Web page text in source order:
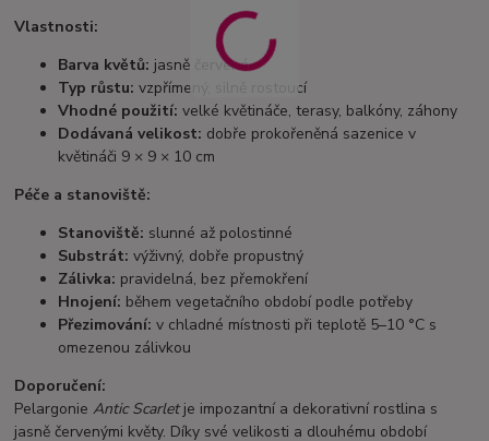
Vlastnosti:
Barva květů: jasně červená
Typ růstu: vzpřímený, silně rostoucí
Vhodné použití: velké květináče, terasy, balkóny, záhony
Dodávaná velikost: dobře prokořeněná sazenice v
květináči 9 × 9 × 10 cm
Péče a stanoviště:
Stanoviště: slunné až polostinné
Substrát: výživný, dobře propustný
Zálivka: pravidelná, bez přemokření
Hnojení: během vegetačního období podle potřeby
Přezimování: v chladné místnosti při teplotě 5–10 °C s
omezenou zálivkou
Doporučení:
PelargonieAntic Scarletje impozantní a dekorativní rostlina s
jasně červenými květy. Díky své velikosti a dlouhému období